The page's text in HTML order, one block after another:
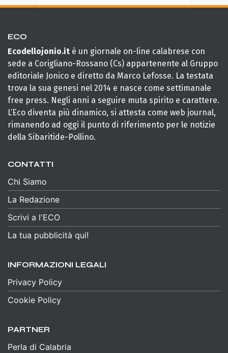
ECO
Ecodellojonio.it è un giornale on-line calabrese con
sede a Corigliano-Rossano (Cs) appartenente al Gruppo
editoriale Jonico e diretto da Marco Lefosse. La testata
trova la sua genesi nel 2014 e nasce come settimanale
free press. Negli anni a seguire muta spirito e carattere.
L’Eco diventa più dinamico, si attesta come web journal,
rimanendo ad oggi il punto di riferimento per le notizie
della Sibaritide-Pollino.
CONTATTI
Chi Siamo
La Redazione
Scrivi a l'ECO
La tua pubblicità qui!
INFORMAZIONI LEGALI
Privacy Policy
Cookie Policy
PARTNER
Perla di Calabria